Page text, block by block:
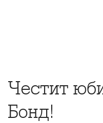
Честит
Бонд!